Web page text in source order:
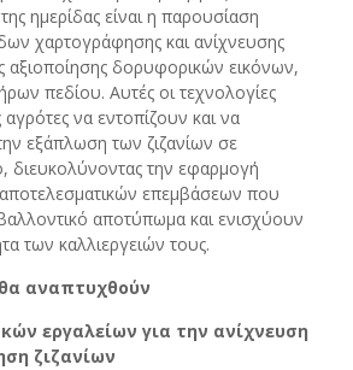
ημερίδας είναι η παρουσίαση
χαρτογράφησης και ανίχνευσης
αξιοποίησης δορυφορικών εικόνων,
πεδίου. Αυτές οι τεχνολογίες
να εντοπίζουν και να
εξάπλωση των ζιζανίων σε
διευκολύνοντας την εφαρμογή
επεμβάσεων που
αποτύπωμα και ενισχύουν
των καλλιεργειών τους.
αναπτυχθούν
εργαλείων για την ανίχνευση
ζιζανίων